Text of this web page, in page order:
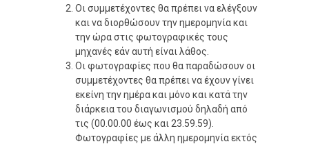
Οι συμμετέχοντες θα πρέπει να ελέγξουν
και να διορθώσουν την ημερομηνία και
την ώρα στις φωτογραφικές τους
μηχανές εάν αυτή είναι λάθος.
Οι φωτογραφίες που θα παραδώσουν οι
συμμετέχοντες θα πρέπει να έχουν γίνει
εκείνη την ημέρα και μόνο και κατά την
διάρκεια του διαγωνισμού δηλαδή από
τις (00.00.00 έως και 23.59.59).
Φωτογραφίες με άλλη ημερομηνία εκτός